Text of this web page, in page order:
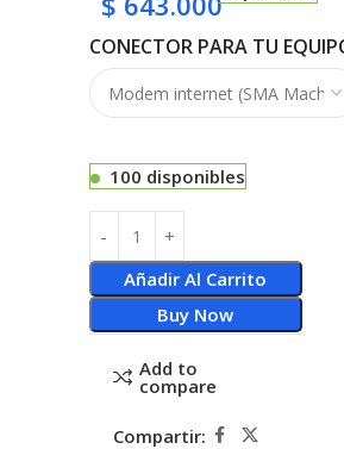
CONECTOR PARA TU
100 disponibles
Añadir Al Carrito
Buy Now
Add to
compare
Compartir: